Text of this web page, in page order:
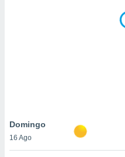
similares
Domingo
16 Ago